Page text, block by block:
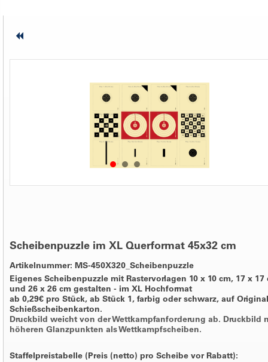
Scheibenpuzzle im XL Querformat 45x32 cm
Artikelnummer: MS-450X320_Scheibenpuzzle
Eigenes Scheibenpuzzle mit Rastervorlagen 10 x 10 cm, 17 x 17
und 26 x 26 cm gestalten - im XL Hochformat
ab 0,29€ pro Stück, ab Stück 1, farbig oder schwarz, auf Original
Schießscheibenkarton.
Druckbild weicht von der Wettkampfanforderung ab. Druckbild
höheren Glanzpunkten als Wettkampfscheiben.
Staffelpreistabelle (Preis (netto) pro Scheibe vor Rabatt):